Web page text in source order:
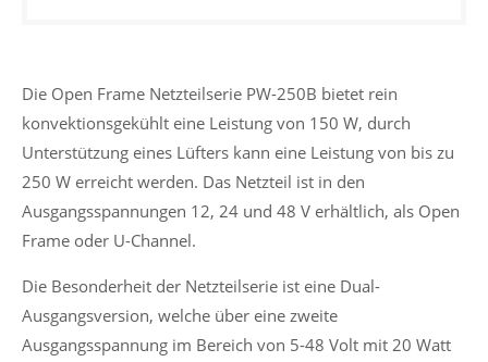
Die Open Frame Netzteilserie PW-250B bietet rein
konvektionsgekühlt eine Leistung von 150 W, durch
Unterstützung eines Lüfters kann eine Leistung von bis zu
250 W erreicht werden. Das Netzteil ist in den
Ausgangsspannungen 12, 24 und 48 V erhältlich, als Open
Frame oder U-Channel.
Die Besonderheit der Netzteilserie ist eine Dual-
Ausgangsversion, welche über eine zweite
Ausgangsspannung im Bereich von 5-48 Volt mit 20 Watt